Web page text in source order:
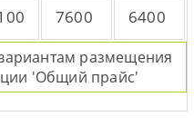
7600 6400
размещения
'Общий прайс'